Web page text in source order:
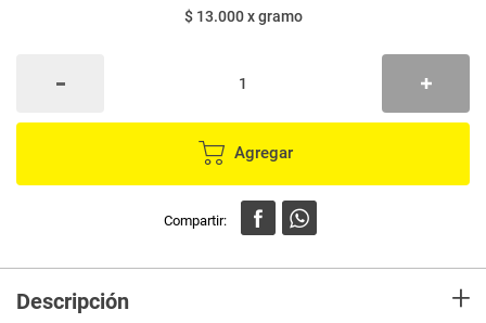
$ 13.000xgramo
Agregar
Descripción +